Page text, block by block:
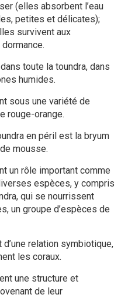
(elles absorbent l’eau
petites et délicates);
survivent aux
toute la toundra, dans
humides.
sous une variété de
rouge-orange.
en péril est la bryum
mousse.
un rôle important comme
espèces, y compris
qui se nourrissent
un groupe d’espèces de
relation symbiotique,
les coraux.
une structure et
de leur